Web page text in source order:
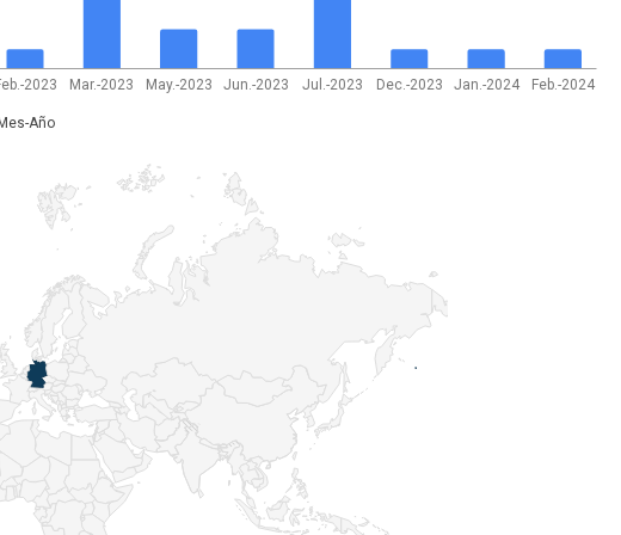
2023 Mar.-2023 May.-2023 Jun.-2023 Jul.-2023 Dec.-2023 Jan.-2024 Feb.-2024
Año